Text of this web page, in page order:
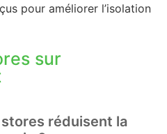
pour améliorer l’isolation
sur
réduisent la